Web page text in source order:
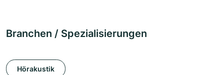
Branchen / Spezialisierungen
Hörakustik